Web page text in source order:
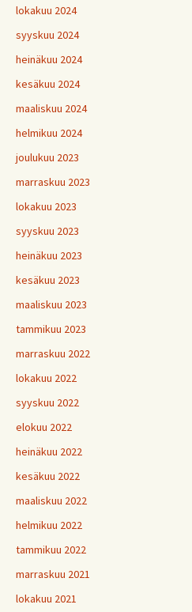
lokakuu 2024
syyskuu 2024
heinäkuu 2024
kesäkuu 2024
maaliskuu 2024
helmikuu 2024
joulukuu 2023
marraskuu 2023
lokakuu 2023
syyskuu 2023
heinäkuu 2023
kesäkuu 2023
maaliskuu 2023
tammikuu 2023
marraskuu 2022
lokakuu 2022
syyskuu 2022
elokuu 2022
heinäkuu 2022
kesäkuu 2022
maaliskuu 2022
helmikuu 2022
tammikuu 2022
marraskuu 2021
lokakuu 2021